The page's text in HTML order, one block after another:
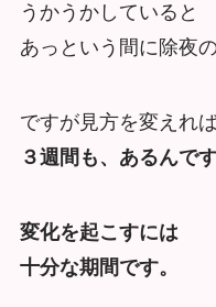
うかうかしていると
あっという間に除夜の
ですが見方を変えれ
３週間も、あるんで
変化を起こすには
十分な期間です。